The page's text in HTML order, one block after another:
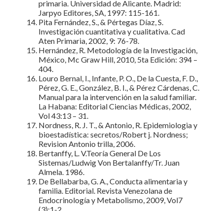
primaria. Universidad de Alicante. Madrid:
Jarpyo Editores, SA, 1997: 115-161.
Pita Fernández, S., & Pértegas Díaz, S.
Investigación cuantitativa y cualitativa. Cad
Aten Primaria, 2002, 9: 76-78.
Hernández, R. Metodología de la Investigación,
México, Mc Graw Hill, 2010, 5ta Edición: 394 –
404.
Louro Bernal, I., Infante, P. O., De la Cuesta, F. D.,
Pérez, G. E., González, B. I., & Pérez Cárdenas, C.
Manual para la intervención en la salud familiar.
La Habana: Editorial Ciencias Médicas, 2002,
Vol 43:13 – 31.
Nordness, R. J. T., & Antonio, R. Epidemiologia y
bioestadística: secretos/Robert j. Nordness;
Revision Antonio trilla, 2006.
Bertanffy, L. V.Teoría General De Los
Sistemas/Ludwig Von Bertalanffy/Tr. Juan
Almela. 1986.
De Bellabarba, G. A., Conducta alimentaria y
familia. Editorial. Revista Venezolana de
Endocrinología y Metabolismo, 2009, Vol7